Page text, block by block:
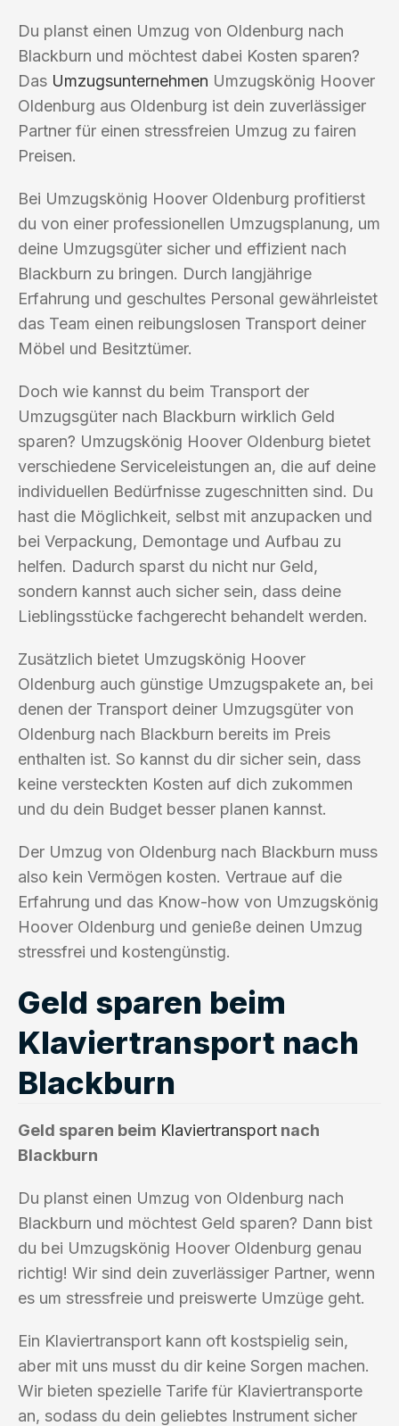
Du planst einen Umzug von Oldenburg nach
Blackburn und möchtest dabei Kosten sparen?
Das Umzugsunternehmen Umzugskönig Hoover
Oldenburg aus Oldenburg ist dein zuverlässiger
Partner für einen stressfreien Umzug zu fairen
Preisen.
Bei Umzugskönig Hoover Oldenburg profitierst
du von einer professionellen Umzugsplanung, um
deine Umzugsgüter sicher und effizient nach
Blackburn zu bringen. Durch langjährige
Erfahrung und geschultes Personal gewährleistet
das Team einen reibungslosen Transport deiner
Möbel und Besitztümer.
Doch wie kannst du beim Transport der
Umzugsgüter nach Blackburn wirklich Geld
sparen? Umzugskönig Hoover Oldenburg bietet
verschiedene Serviceleistungen an, die auf deine
individuellen Bedürfnisse zugeschnitten sind. Du
hast die Möglichkeit, selbst mit anzupacken und
bei Verpackung, Demontage und Aufbau zu
helfen. Dadurch sparst du nicht nur Geld,
sondern kannst auch sicher sein, dass deine
Lieblingsstücke fachgerecht behandelt werden.
Zusätzlich bietet Umzugskönig Hoover
Oldenburg auch günstige Umzugspakete an, bei
denen der Transport deiner Umzugsgüter von
Oldenburg nach Blackburn bereits im Preis
enthalten ist. So kannst du dir sicher sein, dass
keine versteckten Kosten auf dich zukommen
und du dein Budget besser planen kannst.
Der Umzug von Oldenburg nach Blackburn muss
also kein Vermögen kosten. Vertraue auf die
Erfahrung und das Know-how von Umzugskönig
Hoover Oldenburg und genieße deinen Umzug
stressfrei und kostengünstig.
Geld sparen beim
Klaviertransport nach
Blackburn
Geld sparen beim Klaviertransport nach
Blackburn
Du planst einen Umzug von Oldenburg nach
Blackburn und möchtest Geld sparen? Dann bist
du bei Umzugskönig Hoover Oldenburg genau
richtig! Wir sind dein zuverlässiger Partner, wenn
es um stressfreie und preiswerte Umzüge geht.
Ein Klaviertransport kann oft kostspielig sein,
aber mit uns musst du dir keine Sorgen machen.
Wir bieten spezielle Tarife für Klaviertransporte
an, sodass du dein geliebtes Instrument sicher